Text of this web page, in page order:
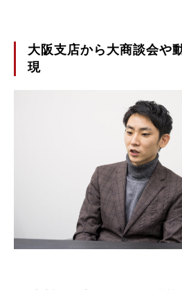
大阪支店から大商談会や
現